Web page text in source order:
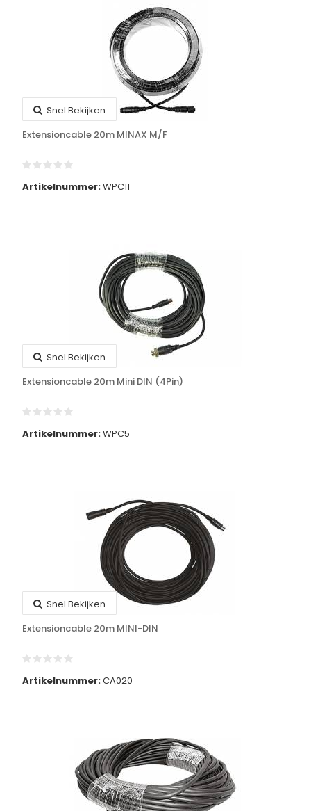
Snel Bekijken
Extensioncable 20m MINAX M/F
Artikelnummer:WPC11
Snel Bekijken
Extensioncable 20m Mini DIN (4Pin)
Artikelnummer:WPC5
Snel Bekijken
Extensioncable 20m MINI-DIN
Artikelnummer:CA020